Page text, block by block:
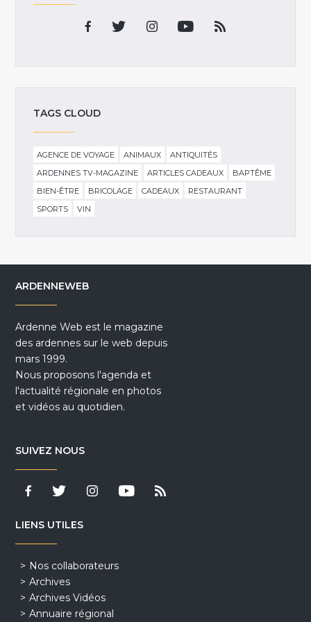
TAGS CLOUD
AGENCE DE VOYAGE ANIMAUX
ANTIQUITÉS
ARDENNES TV-MAGAZINE
ARTICLES CADEAUX
BAPTÊME
BIEN-ÊTRE
BRICOLAGE CADEAUX
RESTAURANT
SPORTS
VIN
ARDENNEWEB
Ardenne Web est le magazine
des ardennes sur le web depuis
mars 1999.
Nous proposons l'agenda et
l'actualité régionale en photos
et vidéos au quotidien.
SUIVEZ NOUS
LIENS UTILES
Nos collaborateurs
Archives
Archives Vidéos
Annuaire régional